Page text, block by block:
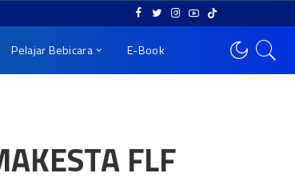
Pelajar Bebicara E-Book
FLF